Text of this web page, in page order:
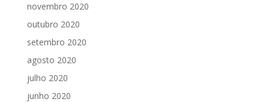
novembro 2020
outubro 2020
setembro 2020
agosto 2020
julho 2020
junho 2020